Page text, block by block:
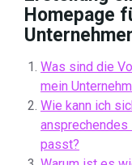
Homepage
Was sind die
mein
Wie kann ich
ansprechendes
passt?